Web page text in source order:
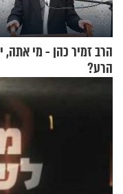
הרב זמיר כהן - מי אתה,
הרע?